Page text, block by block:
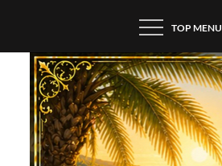
content
TOP MENU